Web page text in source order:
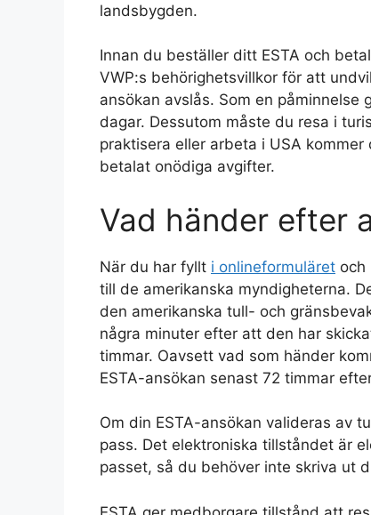
landsbygden.
Innan du beställer ditt ESTA och
VWP:s behörighetsvillkor för att
ansökan avslås. Som en påminnelse
dagar. Dessutom måste du resa i
praktisera eller arbeta i USA
betalat onödiga avgifter.
Vad händer efter
När du har fyllt i onlineformuläret och
till de amerikanska myndigheterna.
den amerikanska tull- och
några minuter efter att den har
timmar. Oavsett vad som händer
ESTA-ansökan senast 72 timmar
Om din ESTA-ansökan valideras av
pass. Det elektroniska tillståndet är
passet, så du behöver inte skriva ut